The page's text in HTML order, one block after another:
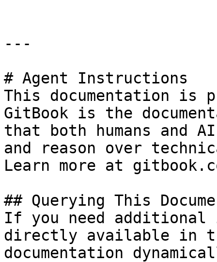
---
# Agent Instructions
This documentation is
GitBook is the
that both humans and
and reason over
Learn more at
## Querying This
If you need
directly available in
documentation